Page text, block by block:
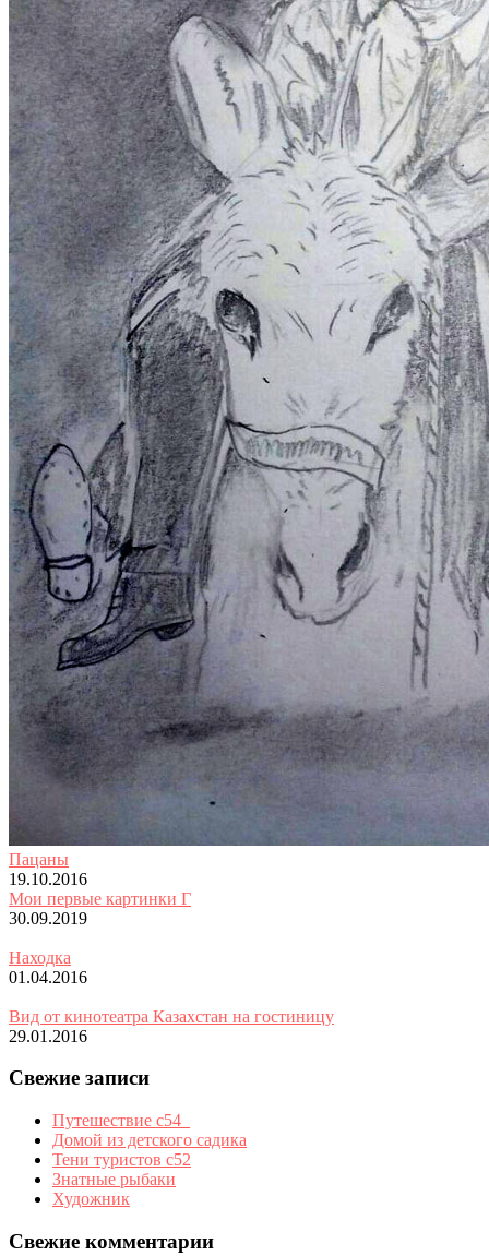
Пацаны
19.10.2016
Мои первые картинки Г
30.09.2019
Находка
01.04.2016
Вид от кинотеатра Казахстан на гостиницу
29.01.2016
Свежие записи
Путешествие с54_
Домой из детского садика
Тени туристов с52
Знатные рыбаки
Художник
Свежие комментарии